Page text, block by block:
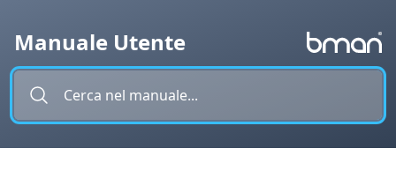
Manuale Utente